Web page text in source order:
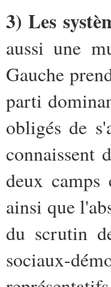
3) Les
aussi une
Gauche
parti
obligés de
connaissent
deux camps
ainsi que
du scrutin
sociaux-